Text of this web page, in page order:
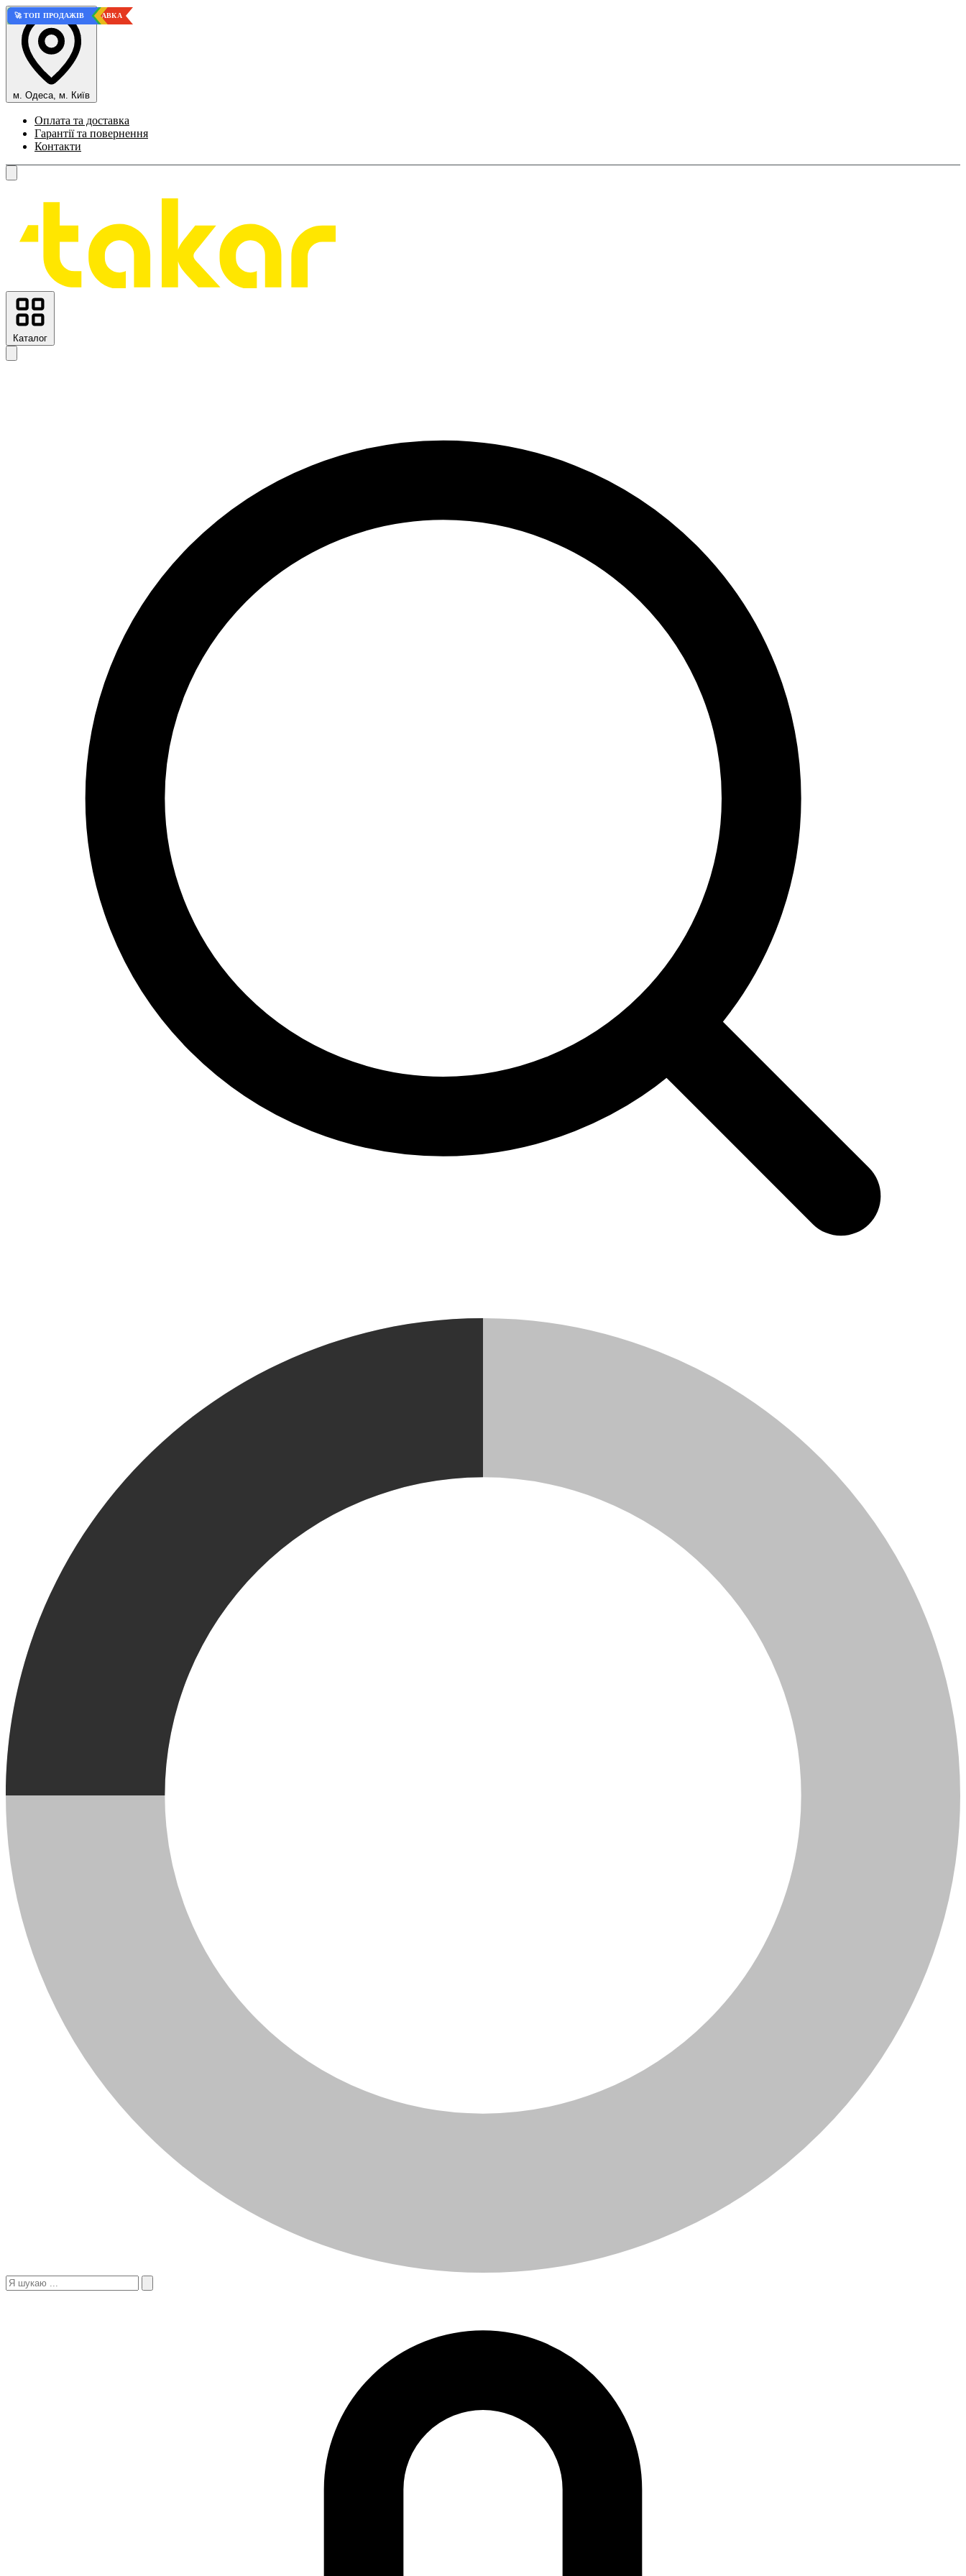
м. Одеса, м. Київ
Оплата та доставка
Гарантії та повернення
Контакти
Каталог
💎 ВИСОКА ЯКІСТЬ
⚡ БЕЗКОШТОВНА ДОСТАВКА
🏆 КРАЩИЙ ВАРІАНТ
🏆 КРАЩИЙ ВАРІАНТ
💎 ВИСОКА ЯКІСТЬ
💎 ВИСОКА ЯКІСТЬ
🚀 ТОП ПРОДАЖІВ
💎 ВИСОКА ЯКІСТЬ
💎 ВИСОКА ЯКІСТЬ
🚀 ТОП ПРОДАЖІВ